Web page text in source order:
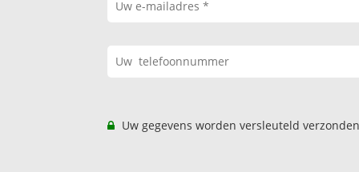
Uw gegevens worden versleuteld